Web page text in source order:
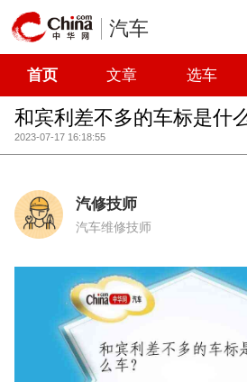
汽车
首页 文章 选车
和宾利差不多的车标是什
2023-07-17 16:18:55
汽修技师
汽车维修技师